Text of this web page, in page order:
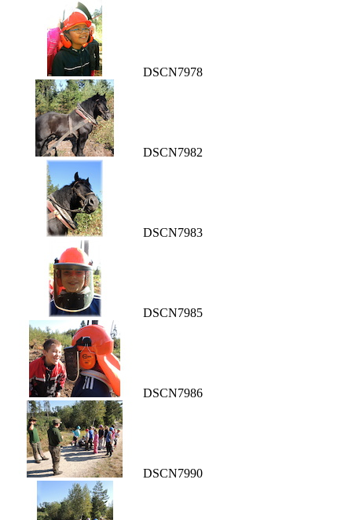
DSCN7978
DSCN7982
DSCN7983
DSCN7985
DSCN7986
DSCN7990